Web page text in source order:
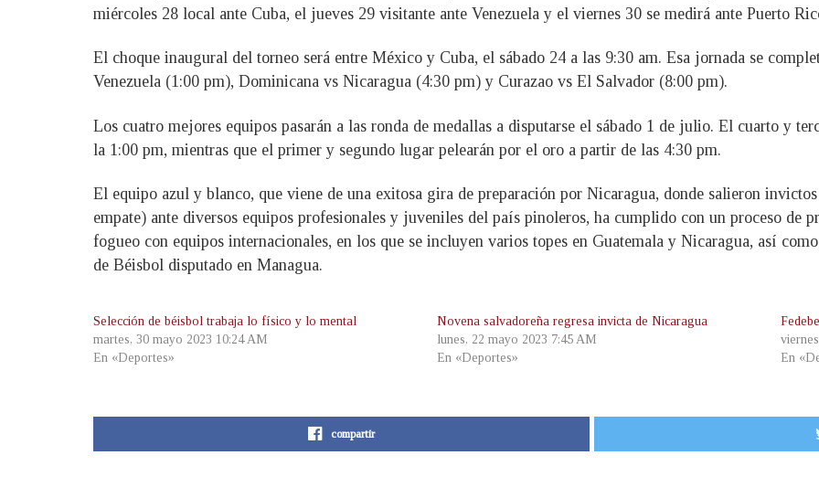
miércoles 28 local ante Cuba, el jueves 29 visitante ante Venezuela y el viernes 30 se medirá ante Puerto
El choque inaugural del torneo será entre México y Cuba, el sábado 24 a las 9:30 am. Esa jornada se
Venezuela (1:00 pm), Dominicana vs Nicaragua (4:30 pm) y Curazao vs El Salvador (8:00 pm).
Los cuatro mejores equipos pasarán a las ronda de medallas a disputarse el sábado 1 de julio. El cuarto y
la 1:00 pm, mientras que el primer y segundo lugar pelearán por el oro a partir de las 4:30 pm.
El equipo azul y blanco, que viene de una exitosa gira de preparación por Nicaragua, donde salieron
empate) ante diversos equipos profesionales y juveniles del país pinoleros, ha cumplido con un proceso de
fogueo con equipos internacionales, en los que se incluyen varios topes en Guatemala y Nicaragua, así
de Béisbol disputado en Managua.
Selección de béisbol trabaja lo físico y lo mental
martes, 30 mayo 2023 10:24 AM
En «Deportes»
Novena salvadoreña regresa invicta de Nicaragua
lunes, 22 mayo 2023 7:45 AM
En «Deportes»
En
compartir